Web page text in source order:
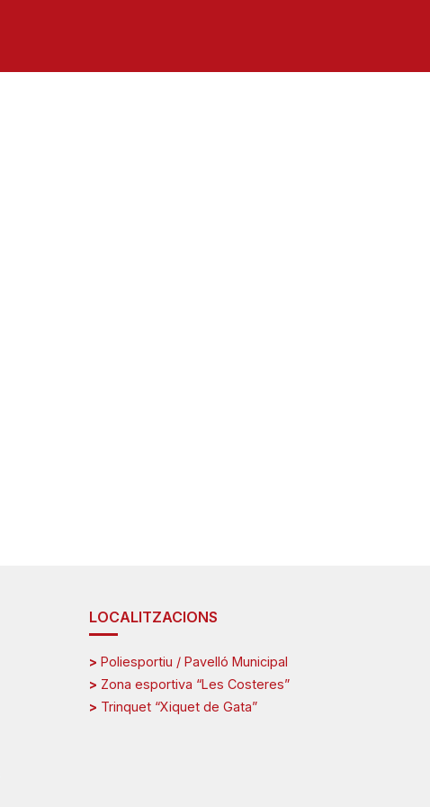
LOCALITZACIONS
> Poliesportiu / Pavelló Municipal
> Zona esportiva “Les Costeres”
> Trinquet “Xiquet de Gata”